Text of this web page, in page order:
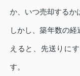
か、いつ売却するか
しかし、築年数の
えると、先送りに
す。